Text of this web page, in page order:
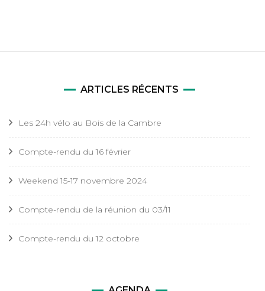
ARTICLES RÉCENTS
Les 24h vélo au Bois de la Cambre
Compte-rendu du 16 février
Weekend 15-17 novembre 2024
Compte-rendu de la réunion du 03/11
Compte-rendu du 12 octobre